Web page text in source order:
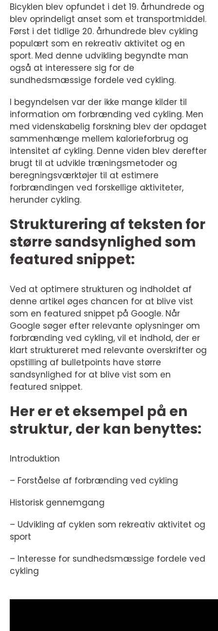
Bicyklen blev opfundet i det 19. århundrede og
blev oprindeligt anset som et transportmiddel.
Først i det tidlige 20. århundrede blev cykling
populært som en rekreativ aktivitet og en
sport. Med denne udvikling begyndte man
også at interessere sig for de
sundhedsmæssige fordele ved cykling.
I begyndelsen var der ikke mange kilder til
information om forbrænding ved cykling. Men
med videnskabelig forskning blev der opdaget
sammenhænge mellem kalorieforbrug og
intensitet af cykling. Denne viden blev derefter
brugt til at udvikle træningsmetoder og
beregningsværktøjer til at estimere
forbrændingen ved forskellige aktiviteter,
herunder cykling.
Strukturering af teksten for
større sandsynlighed som
featured snippet:
Ved at optimere strukturen og indholdet af
denne artikel øges chancen for at blive vist
som en featured snippet på Google. Når
Google søger efter relevante oplysninger om
forbrænding ved cykling, vil et indhold, der er
klart struktureret med relevante overskrifter og
opstilling af bulletpoints have større
sandsynlighed for at blive vist som en
featured snippet.
Her er et eksempel på en
struktur, der kan benyttes:
Introduktion
– Forståelse af forbrænding ved cykling
Historisk gennemgang
– Udvikling af cyklen som rekreativ aktivitet og
sport
– Interesse for sundhedsmæssige fordele ved
cykling